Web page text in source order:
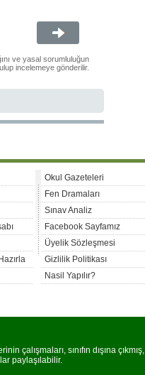
ve yasal sorumluluğun
incelemeye gönderilir.
Okul Gazeteleri
Fen Dramaları
Sınav Analiz
Facebook Sayfamız
Üyelik Sözleşmesi
Gizlilik Politikası
Nasil Yapılır?
sınıfın dışına çıkmış,
paylaşılabilir.